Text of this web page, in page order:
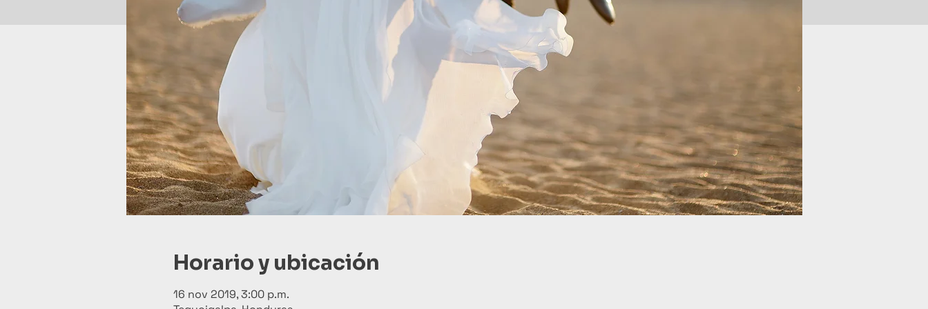
Horario y ubicación
16 nov 2019, 3:00 p.m.